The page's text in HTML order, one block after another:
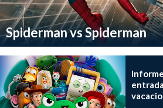
Spiderman vs Spiderman